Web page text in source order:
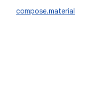
compose.material